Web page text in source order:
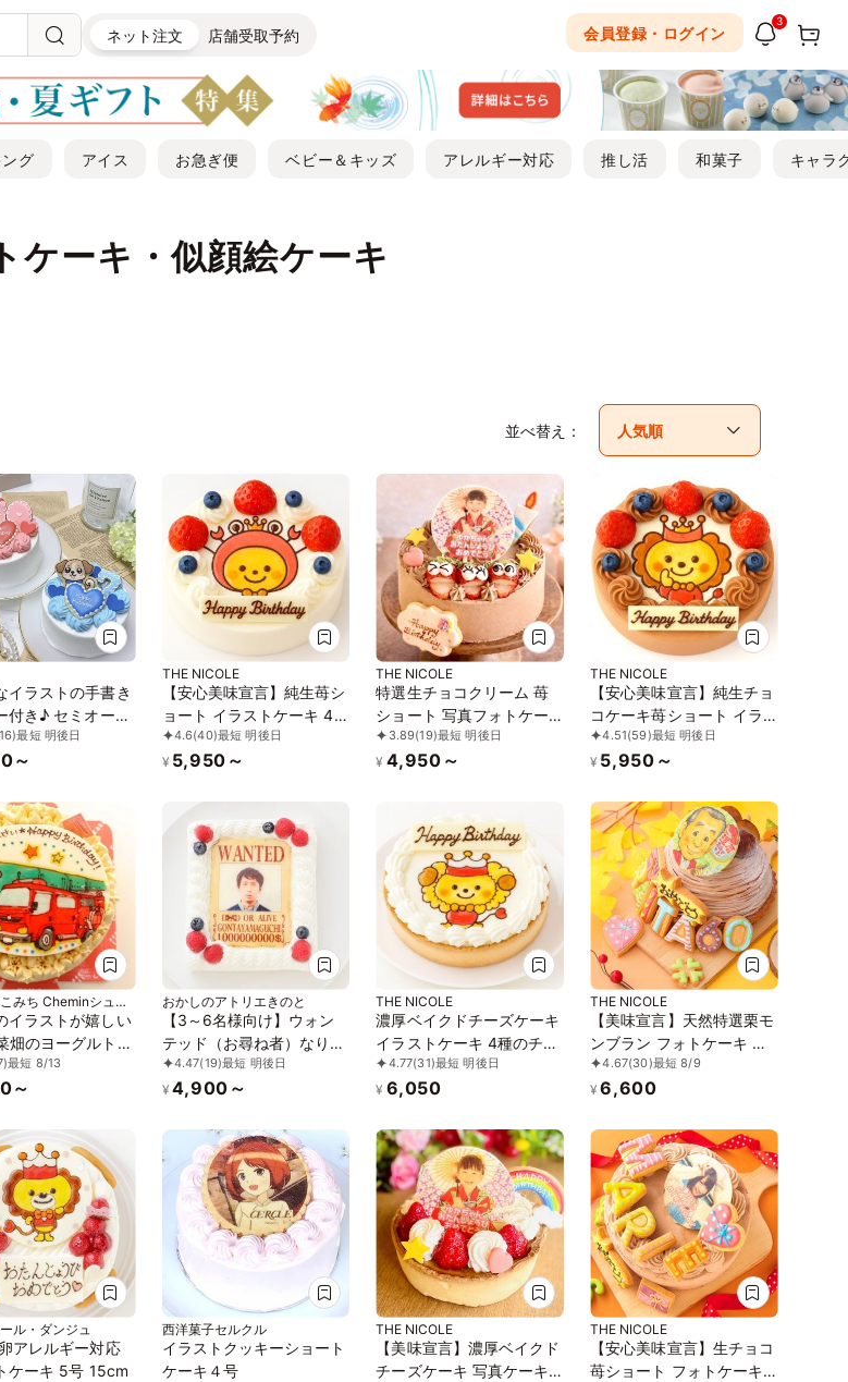
ネット注文 店舗受取予約 会員登録・ログイン
3
グ アイス お急ぎ便 ベビー＆キッズ アレルギー対応 推し活 和菓子 キャラ
ケーキ・似顔絵ケーキ
並べ替え：
イラストの手書き
付き♪ セミオーダ
ケーキ 4号《選べ
ンイルケーキ｜
キー》
最短 明後日
～
THE NICOLE
【安心美味宣言】純生苺シ
ョート イラストケーキ 4号
12cm ギフトに最適
4.6(40)最短 明後日
¥ 5,950～
THE NICOLE
特選生チョコクリーム 苺
ショート 写真フォトケー
キデコレーション 4号
12cm 【お好きなイラスト
3.89(19)最短 明後日
¥ 4,950～
THE NICOLE
【安心美味宣言】純生チョ
コケーキ苺ショート イラ
ストケーキ 4号 12cm ギフ
トに最適
4.51(59)最短 明後日
¥ 5,950～
みち Cheminシュマ
イラストが嬉しい
畑のヨーグルトク
ーキ（カボチャ）
最短 8/13
～
おかしのアトリエきのと
【3～6名様向け】ウォン
テッド（お尋ね者）なりき
り 写真ケーキ
16.5cm×14.5cm
4.47(19)最短 明後日
¥ 4,900～
THE NICOLE
濃厚ベイクドチーズケーキ
イラストケーキ 4種のチー
ズを練り込んだ 5号 15cm
ギフトに最適
4.77(31)最短 明後日
¥ 6,050
THE NICOLE
【美味宣言】天然特選栗モ
ンブラン フォトケーキ ア
イシングクッキーケーキ
文字入りアイシング 写真
なイラストも人気です】
4.67(30)最短 8/9
¥ 6,600
ル・ダンジュ
アレルギー対応
ケーキ 5号 15cm
西洋菓子セルクル
イラストクッキーショート
ケーキ４号
THE NICOLE
【美味宣言】濃厚ベイクド
チーズケーキ 写真ケーキ
THE NICOLE
【安心美味宣言】生チョコ
苺ショート フォトケーキ